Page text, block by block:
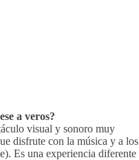
a veros?
visual y sonoro muy
disfrute con la música y a los
Es una experiencia diferente